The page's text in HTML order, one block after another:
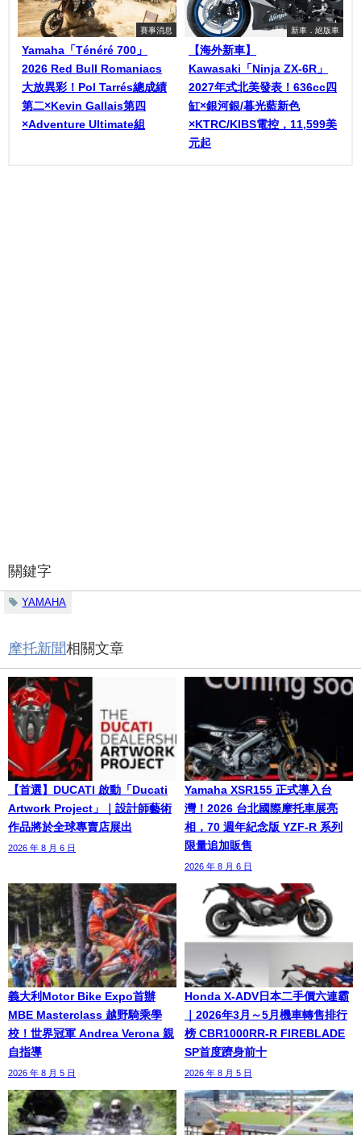
賽事消息
Yamaha「Ténéré 700」
2026 Red Bull Romaniacs
大放異彩！Pol Tarrés總成績
第二×Kevin Gallais第四
×Adventure Ultimate組
新車．絕版車
【海外新車】
Kawasaki「Ninja ZX-6R」
2027年式北美發表！636cc四
缸×銀河銀/暮光藍新色
×KTRC/KIBS電控，11,599美
元起
關鍵字
YAMAHA
摩托新聞相關文章
【首選】DUCATI 啟動「Ducati
Artwork Project」｜設計師藝術
作品將於全球專賣店展出
2026 年 8 月 6 日
Yamaha XSR155 正式導入台
灣！2026 台北國際摩托車展亮
相，70 週年紀念版 YZF-R 系列
限量追加販售
2026 年 8 月 6 日
義大利Motor Bike Expo首辦
MBE Masterclass 越野騎乘學
校！世界冠軍 Andrea Verona 親
自指導
2026 年 8 月 5 日
Honda X-ADV日本二手價六連霸
｜2026年3月～5月機車轉售排行
榜 CBR1000RR-R FIREBLADE
SP首度躋身前十
2026 年 8 月 5 日